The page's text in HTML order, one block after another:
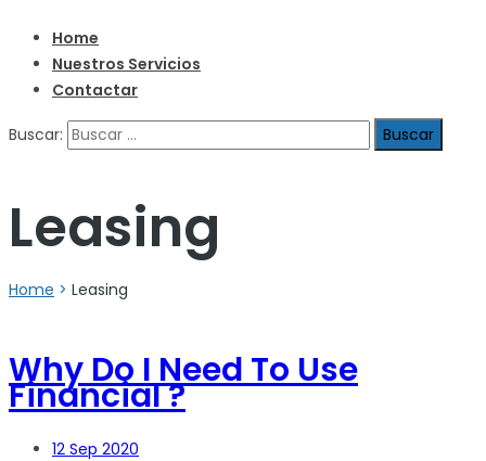
Home
Nuestros Servicios
Contactar
Buscar:
Leasing
Home > Leasing
Why Do I Need To Use
Financial ?
12 Sep 2020